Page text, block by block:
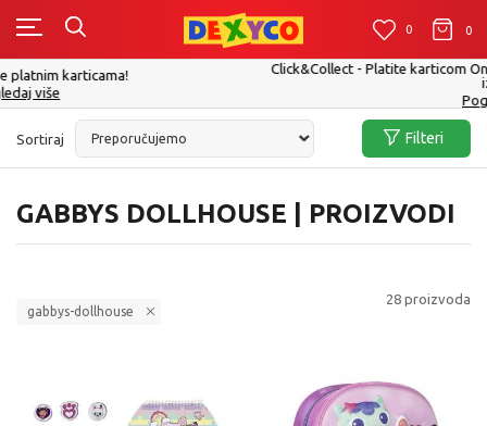
0 0
Click&Collect - Platite karticom Online i preuzmite u prodavnici po Vašem
GABBYS DOLLHOUSE | PROIZVODI
Sortiraj Filteri
gabbys-dollhouse
28 proizvoda